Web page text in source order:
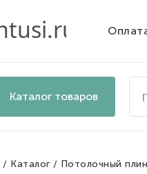
Каталог товаров
Каталог Потолочный